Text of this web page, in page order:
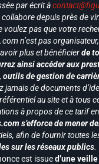
par écrit à
depuis près de
voulez pas que votre
n’est pas
plus et bénéficierde
ainsi accéder aux
outils de gestion de
jamais de documents
au site et à tous
à propos de ce tarif
s’efforce de mener
afin de fournir toutes
sur les réseaux publics.
est issued’une